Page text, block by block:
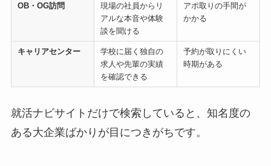
OB・OG訪問
現場の社員からリ
アルな本音や体験
談を聞ける
アポ取りの手間が
かかる
キャリアセンター
学校に届く独自の
求人や先輩の実績
を確認できる
予約が取りにくい
時期がある
就活ナビサイトだけで検索していると、知名度の
ある大企業ばかりが目につきがちです。